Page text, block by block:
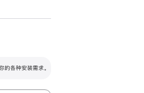
围。
各种安装需求。